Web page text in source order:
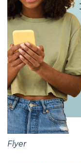
Flyer